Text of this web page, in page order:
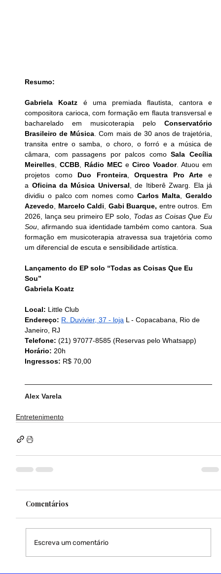
Resumo:
Gabriela Koatz é uma premiada flautista, cantora e
compositora carioca, com formação em flauta transversal e
bacharelado em musicoterapia pelo Conservatório
Brasileiro de Música. Com mais de 30 anos de trajetória,
transita entre o samba, o choro, o forró e a música de
câmara, com passagens por palcos como Sala Cecília
Meirelles, CCBB, Rádio MEC e Circo Voador. Atuou em
projetos como Duo Fronteira, Orquestra Pro Arte e
a Oficina da Música Universal, de Itiberê Zwarg. Ela já
dividiu o palco com nomes como Carlos Malta, Geraldo
Azevedo, Marcelo Caldi, Gabi Buarque, entre outros. Em
2026, lança seu primeiro EP solo, Todas as Coisas Que Eu
Sou, afirmando sua identidade também como cantora. Sua
formação em musicoterapia atravessa sua trajetória como
um diferencial de escuta e sensibilidade artística.
Lançamento do EP solo “Todas as Coisas Que Eu
Sou”
Gabriela Koatz
Local: Little Club
Endereço: R. Duvivier, 37 - loja L - Copacabana, Rio de
Janeiro, RJ
Telefone: (21) 97077-8585 (Reservas pelo Whatsapp)
Horário: 20h
Ingressos: R$ 70,00
Alex Varela
Entretenimento
Comentários
Escreva um comentário